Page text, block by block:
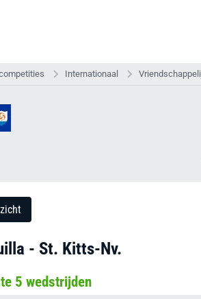
Internationaal
- St. Kitts-Nv.
5 wedstrijden